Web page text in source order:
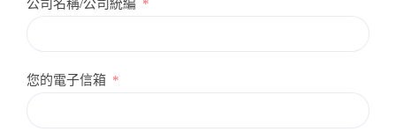
公司名稱/公司統編
您的電子信箱